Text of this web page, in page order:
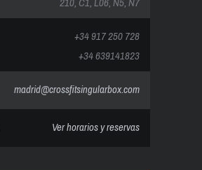
+34 917 250 728
+34 639141823
madrid@crossfitsingularbox.com
Ver horarios y reservas